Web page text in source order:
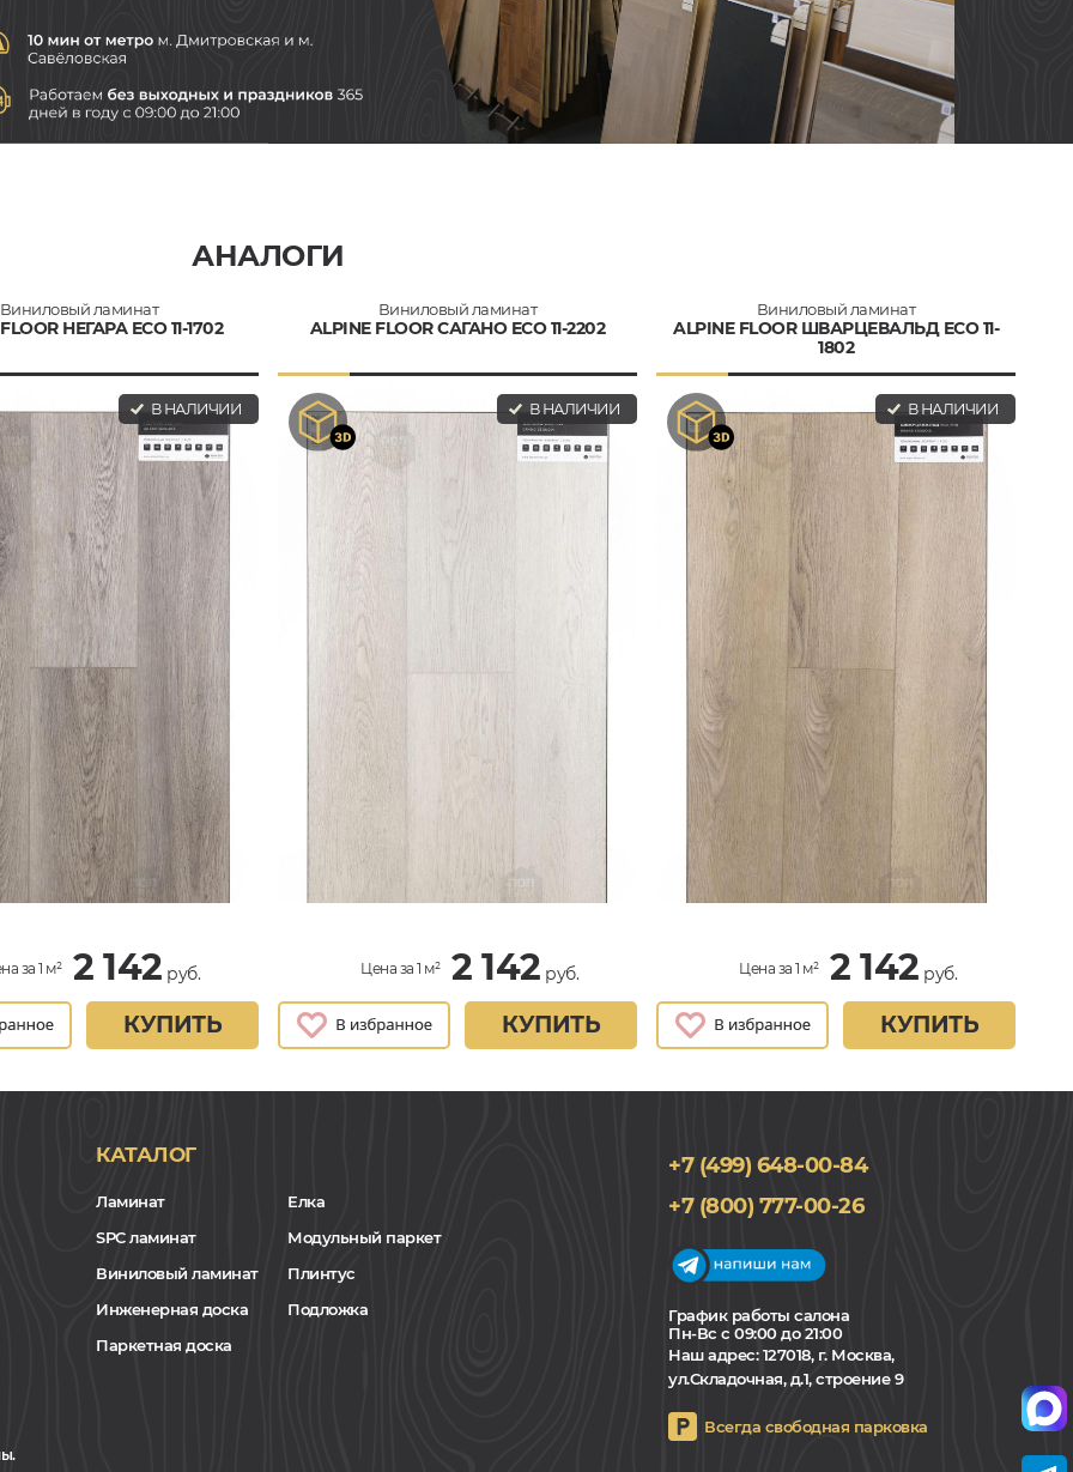
АНАЛОГИ
Виниловый ламинат
НЕГАРА ECO 11-1702
В НАЛИЧИИ
за 1 м² 2 142 руб.
КУПИТЬ
Виниловый ламинат
ALPINE FLOOR САГАНО ECO 11-2202
В НАЛИЧИИ
Цена за 1 м² 2 142 руб.
КУПИТЬ
Виниловый ламинат
ALPINE FLOOR ШВАРЦЕВАЛЬД ECO 11-
1802
В НАЛИЧИИ
Цена за 1 м² 2 142 руб.
КУПИТЬ
КАТАЛОГ
Ламинат
SPC ламинат
Виниловый ламинат
Инженерная доска
Паркетная доска
Елка
Модульный паркет
Плинтус
Подложка
+7 (499) 648-00-84
+7 (800) 777-00-26
График работы салона
Пн-Вс с 09:00 до 21:00
Наш адрес:127018, г. Москва,
ул.Складочная, д.1, строение 9
Всегда свободная парковка